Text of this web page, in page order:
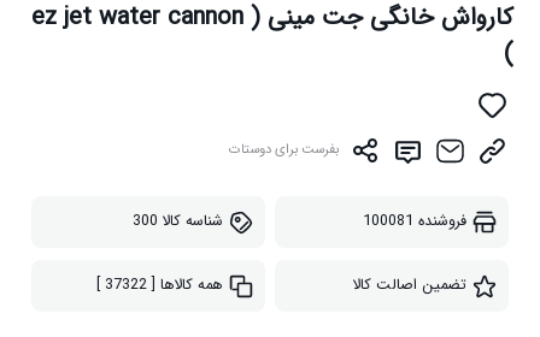
کارواش خانگی جت مینی ( ez jet water cannon
)
بفرست برای دوستات
فروشنده 100081 شناسه کالا 300
تضمین اصالت کالا همه کالاها [ 37322 ]